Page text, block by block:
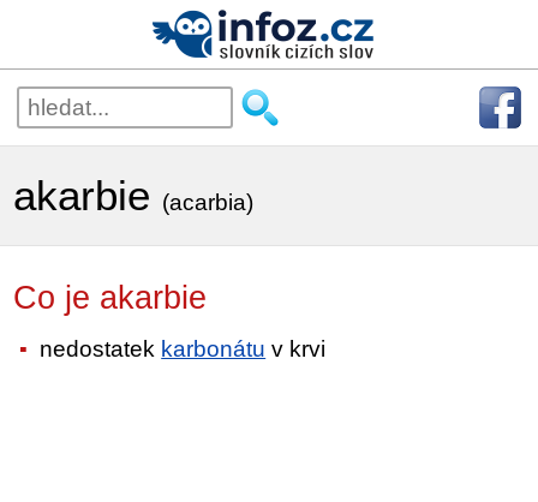
akarbie (acarbia)
Co je akarbie
nedostatek karbonátu v krvi